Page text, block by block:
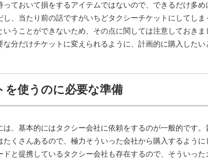
ておいて損をするアイテムではないので、できるだけ多め
し、当たり前の話ですがいちどタクシーチケットにしてしま
うことができないため、その点に関しては注意しておきま
分だけチケットに変えられるように、計画的に購入したい
を使うのに必要な準備
は、基本的にはタクシー会社に依頼をするのが一般的です。
くさんあるので、極力そういった会社から購入するように
ドと提携しているタクシー会社も存在するので、そういった